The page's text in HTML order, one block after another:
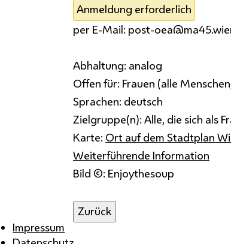
Anmeldung erforderlich
per E-Mail: post-
Abhaltung: analog
Offen für: Frauen (alle
Sprachen: deutsch
Zielgruppe(n): Alle, die sich als
Karte: Ort auf dem Stadtplan
Weiterführende Information
Bild ©: Enjoythesoup
Zurück
Impressum